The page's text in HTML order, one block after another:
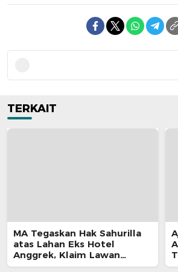
TERKAIT
MA Tegaskan Hak Sahurilla
atas Lahan Eks Hotel
Anggrek, Klaim Lawan
Terpatahkan hingga Kasasi